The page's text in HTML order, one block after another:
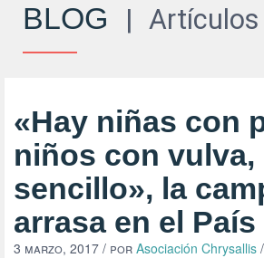
BLOG | Artículos
«Hay niñas con
niños con vulva,
sencillo», la
arrasa en el País
3 marzo, 2017 / por Asociación Chrysallis /